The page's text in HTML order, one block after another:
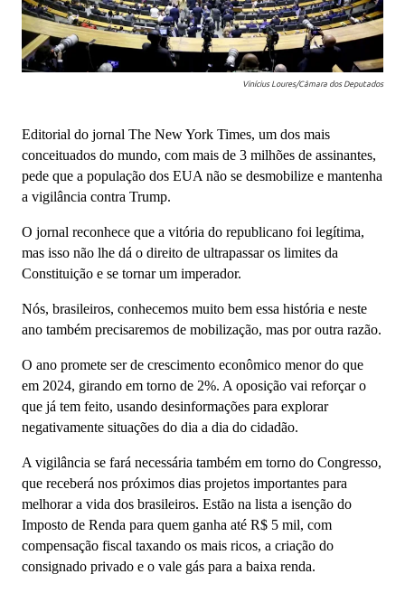
Vinícius Loures/Câmara dos Deputados
Editorial do jornal The New York Times, um dos mais
conceituados do mundo, com mais de 3 milhões de assinantes,
pede que a população dos EUA não se desmobilize e mantenha
a vigilância contra Trump.
O jornal reconhece que a vitória do republicano foi legítima,
mas isso não lhe dá o direito de ultrapassar os limites da
Constituição e se tornar um imperador.
Nós, brasileiros, conhecemos muito bem essa história e neste
ano também precisaremos de mobilização, mas por outra razão.
O ano promete ser de crescimento econômico menor do que
em 2024, girando em torno de 2%. A oposição vai reforçar o
que já tem feito, usando desinformações para explorar
negativamente situações do dia a dia do cidadão.
A vigilância se fará necessária também em torno do Congresso,
que receberá nos próximos dias projetos importantes para
melhorar a vida dos brasileiros. Estão na lista a isenção do
Imposto de Renda para quem ganha até R$ 5 mil, com
compensação fiscal taxando os mais ricos, a criação do
consignado privado e o vale gás para a baixa renda.